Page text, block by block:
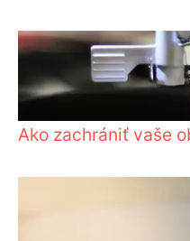
Ako zachrániť vaše